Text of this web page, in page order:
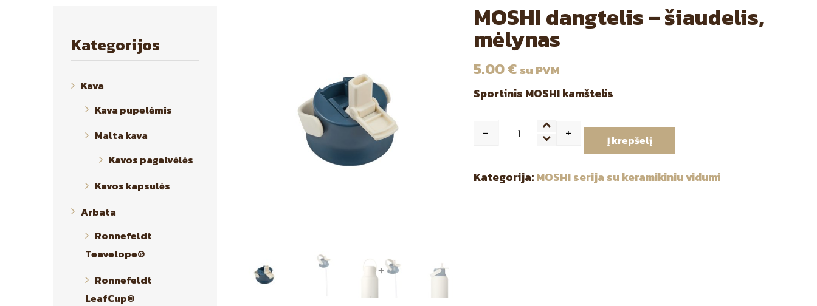
MOSHI dangtelis – šiaudelis,
mėlynas
5.00€ su PVM
Sportinis MOSHI kamštelis
Quantity
- + Į krepšelį
Kategorija:MOSHI serija su keramikiniu vidumi
Kategorijos
Kava
Kava pupelėmis
Malta kava
Kavos pagalvėlės
Kavos kapsulės
Arbata
Ronnefeldt
Teavelope®
Ronnefeldt
LeafCup®